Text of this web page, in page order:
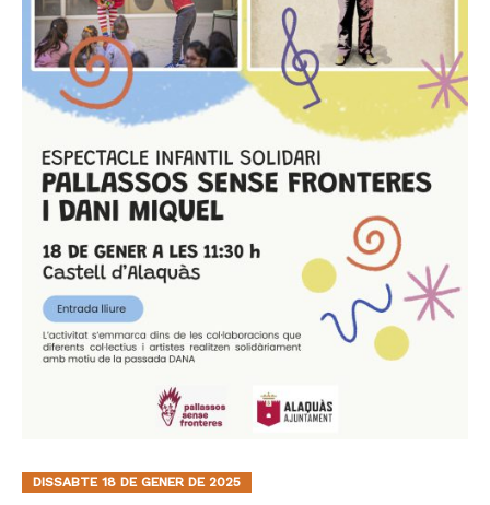
DISSABTE 18 DE GENER DE 2025